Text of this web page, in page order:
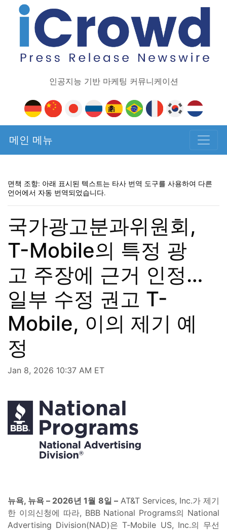
인공지능 기반 마케팅 커뮤니케이션
메인 메뉴
면책 조항: 아래 표시된 텍스트는 타사 번역 도구를 사용하여 다른
언어에서 자동 번역되었습니다.
국가광고분과위원회,
T-Mobile의 특정 광
고 주장에 근거 인정…
일부 수정 권고 T-
Mobile, 이의 제기 예
정
Jan 8, 2026 10:37 AM ET
뉴욕, 뉴욕 – 2026년 1월 8일 –AT&T Services, Inc.가 제기
한 이의신청에 따라, BBB National Programs의 National
Advertising Division(NAD)은 T‑Mobile US, Inc.의 무선